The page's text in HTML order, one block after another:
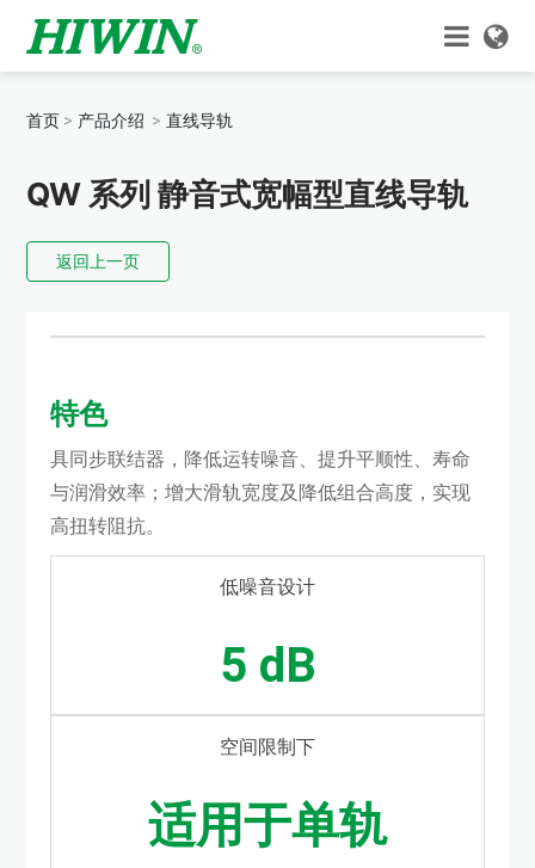
首页 产品介绍 直线导轨
QW 系列 静音式宽幅型直线导轨
返回上一页
特色
具同步联结器，降低运转噪音、提升平顺性、寿命
与润滑效率；增大滑轨宽度及降低组合高度，实现
高扭转阻抗。
低噪音设计
5 dB
空间限制下
适用于单轨